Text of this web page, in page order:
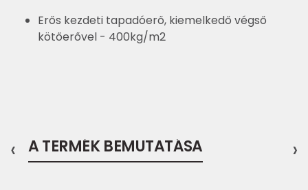
Erős kezdeti tapadóerő, kiemelkedő végső
kötőerővel - 400kg/m2
A TERMÉK BEMUTATÁSA
‹ ›